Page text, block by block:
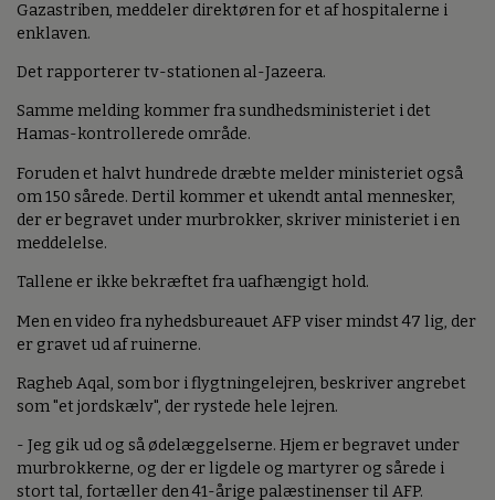
Gazastriben, meddeler direktøren for et af hospitalerne i
enklaven.
Det rapporterer tv-stationen al-Jazeera.
Samme melding kommer fra sundhedsministeriet i det
Hamas-kontrollerede område.
Foruden et halvt hundrede dræbte melder ministeriet også
om 150 sårede. Dertil kommer et ukendt antal mennesker,
der er begravet under murbrokker, skriver ministeriet i en
meddelelse.
Tallene er ikke bekræftet fra uafhængigt hold.
Men en video fra nyhedsbureauet AFP viser mindst 47 lig, der
er gravet ud af ruinerne.
Ragheb Aqal, som bor i flygtningelejren, beskriver angrebet
som "et jordskælv", der rystede hele lejren.
- Jeg gik ud og så ødelæggelserne. Hjem er begravet under
murbrokkerne, og der er ligdele og martyrer og sårede i
stort tal, fortæller den 41-årige palæstinenser til AFP.